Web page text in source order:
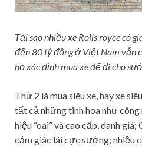
Tại sao nhiều xe Rolls royce có
đến 80 tỷ đồng ở Việt Nam vẫn
họ xác định mua xe để đi cho
Thứ 2 là mua siêu xe, hay xe
tất cả những tinh hoa như
hiệu “oai” và cao cấp, danh giá;
cảm giác lái cực sướng; nhiều